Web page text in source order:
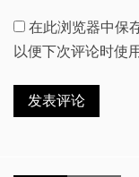
在此浏览器中保
以便下次评论时使用